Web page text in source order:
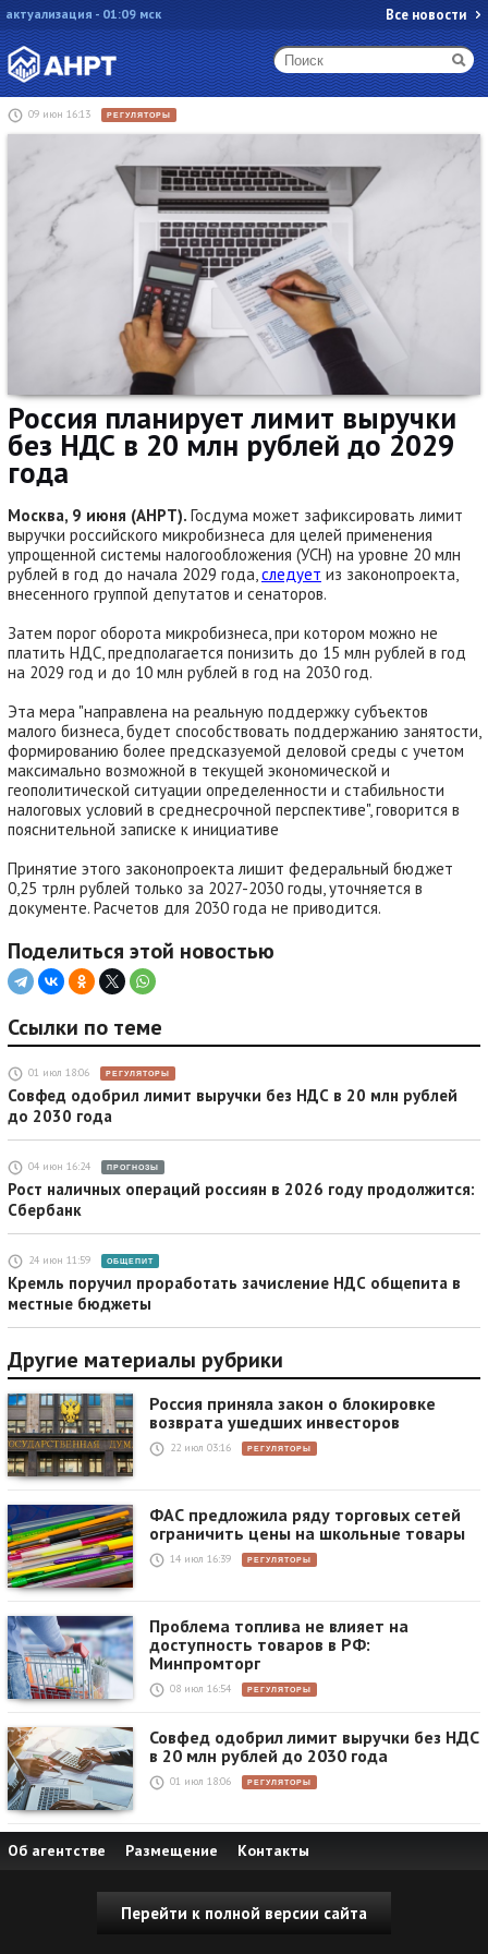
актуализация - 01:09 мск Все новости
09 июн 16:13 РЕГУЛЯТОРЫ
Россия планирует лимит выручки
без НДС в 20 млн рублей до 2029
года
Москва, 9 июня (АНРТ). Госдума может зафиксировать лимит
выручки российского микробизнеса для целей применения
упрощенной системы налогообложения (УСН) на уровне 20 млн
рублей в год до начала 2029 года,следует из законопроекта,
внесенного группой депутатов и сенаторов.
Затем порог оборота микробизнеса, при котором можно не
платить НДС, предполагается понизить до 15 млн рублей в год
на 2029 год и до 10 млн рублей в год на 2030 год.
Эта мера "направлена на реальную поддержку субъектов
малого бизнеса, будет способствовать поддержанию занятости,
формированию более предсказуемой деловой среды с учетом
максимально возможной в текущей экономической и
геополитической ситуации определенности и стабильности
налоговых условий в среднесрочной перспективе", говорится в
пояснительной записке к инициативе
Принятие этого законопроекта лишит федеральный бюджет
0,25 трлн рублей только за 2027-2030 годы, уточняется в
документе. Расчетов для 2030 года не приводится.
Поделиться этой новостью
Ссылки по теме
01 июл 18:06 РЕГУЛЯТОРЫ
Совфед одобрил лимит выручки без НДС в 20 млн рублей
до 2030 года
04 июн 16:24 ПРОГНОЗЫ
Рост наличных операций россиян в 2026 году продолжится:
Сбербанк
24 июн 11:59 ОБЩЕПИТ
Кремль поручил проработать зачисление НДС общепита в
местные бюджеты
Другие материалы рубрики
Россия приняла закон о блокировке
возврата ушедших инвесторов
22 июл 03:16 РЕГУЛЯТОРЫ
ФАС предложила ряду торговых сетей
ограничить цены на школьные товары
14 июл 16:39 РЕГУЛЯТОРЫ
Проблема топлива не влияет на
доступность товаров в РФ:
Минпромторг
08 июл 16:54 РЕГУЛЯТОРЫ
Совфед одобрил лимит выручки без НДС
в 20 млн рублей до 2030 года
01 июл 18:06 РЕГУЛЯТОРЫ
Об агентстве Размещение Контакты
Перейти к полной версии сайта